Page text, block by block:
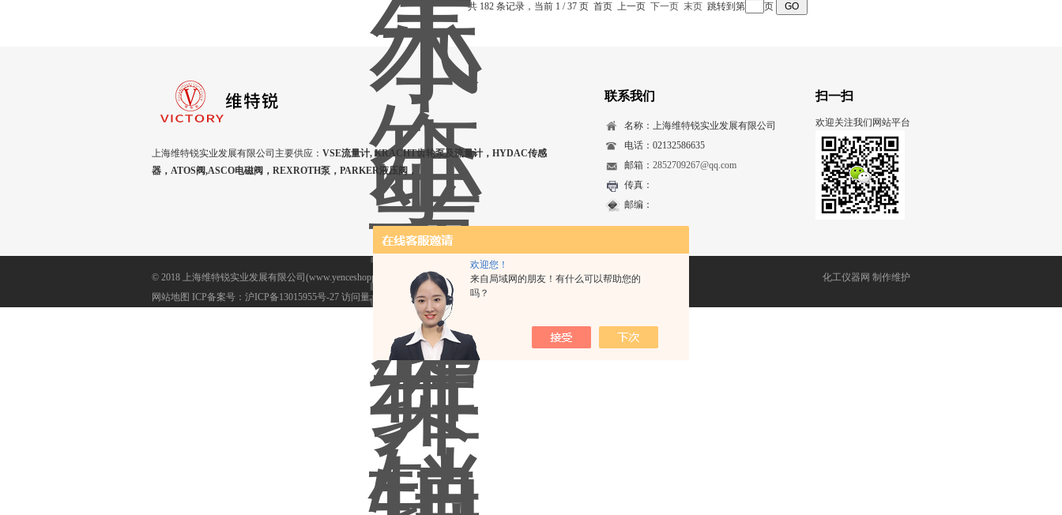
欢迎您！
来自局域网的朋友！有什么可以帮助您的
吗？
共 182 条记录，当前 1 / 37 页 首页 上一页 下一页 末页 跳转到第 页
上海维特锐实业发展有限公司主要供应： VSE流量计, KRACHT齿轮泵及流量计，HYDAC传感
器，ATOS阀,ASCO电磁阀，REXROTH泵，PARKER液压阀，
扫一扫
欢迎关注我们网站平台
联系我们
名称：上海维特锐实业发展有限公司
电话：02132586635
邮箱： 2852709267@qq.com
传真：
邮编：
© 2018 上海维特锐实业发展有限公司(www.yenceshopping.com) 版权所有
网站地图 ICP备案号： 沪ICP备13015955号-27 访问量:680552 管理登陆
化工仪器网 制作维护